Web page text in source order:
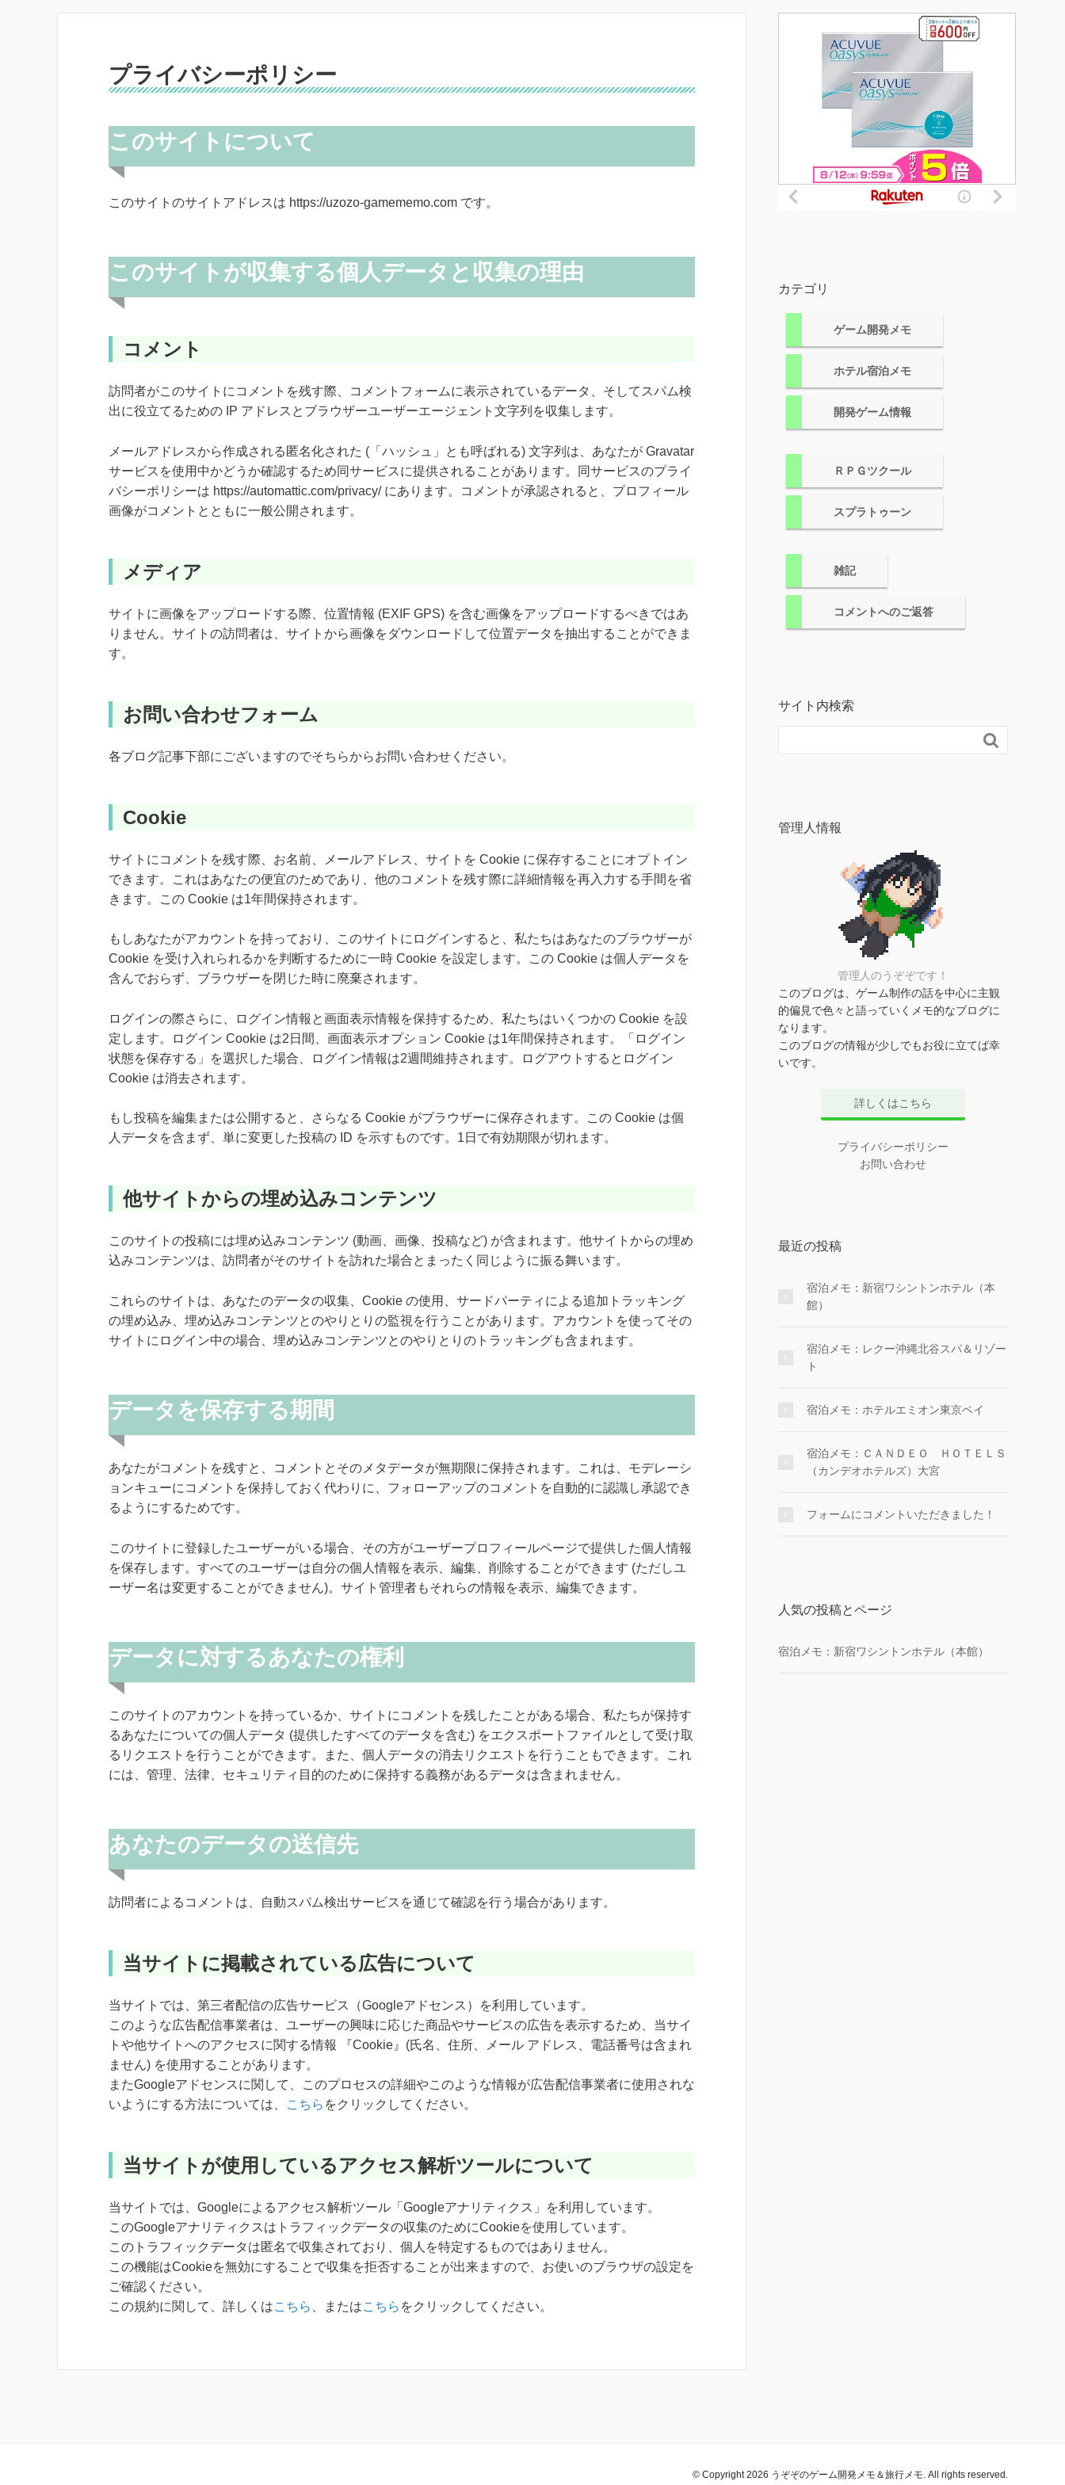
プライバシーポリシー
このサイトについて
このサイトのサイトアドレスは https://uzozo-gamememo.com です。
このサイトが収集する個人データと収集の理由
コメント
訪問者がこのサイトにコメントを残す際、コメントフォームに表示されているデータ、そしてスパム検
出に役立てるための IP アドレスとブラウザーユーザーエージェント文字列を収集します。
メールアドレスから作成される匿名化された (「ハッシュ」とも呼ばれる) 文字列は、あなたが Gravatar
サービスを使用中かどうか確認するため同サービスに提供されることがあります。同サービスのプライ
バシーポリシーは https://automattic.com/privacy/ にあります。コメントが承認されると、プロフィール
画像がコメントとともに一般公開されます。
メディア
サイトに画像をアップロードする際、位置情報 (EXIF GPS) を含む画像をアップロードするべきではあ
りません。サイトの訪問者は、サイトから画像をダウンロードして位置データを抽出することができま
す。
お問い合わせフォーム
各ブログ記事下部にございますのでそちらからお問い合わせください。
Cookie
サイトにコメントを残す際、お名前、メールアドレス、サイトを Cookie に保存することにオプトイン
できます。これはあなたの便宜のためであり、他のコメントを残す際に詳細情報を再入力する手間を省
きます。この Cookie は1年間保持されます。
もしあなたがアカウントを持っており、このサイトにログインすると、私たちはあなたのブラウザーが
Cookie を受け入れられるかを判断するために一時 Cookie を設定します。この Cookie は個人データを
含んでおらず、ブラウザーを閉じた時に廃棄されます。
ログインの際さらに、ログイン情報と画面表示情報を保持するため、私たちはいくつかの Cookie を設
定します。ログイン Cookie は2日間、画面表示オプション Cookie は1年間保持されます。「ログイン
状態を保存する」を選択した場合、ログイン情報は2週間維持されます。ログアウトするとログイン
Cookie は消去されます。
もし投稿を編集または公開すると、さらなる Cookie がブラウザーに保存されます。この Cookie は個
人データを含まず、単に変更した投稿の ID を示すものです。1日で有効期限が切れます。
他サイトからの埋め込みコンテンツ
このサイトの投稿には埋め込みコンテンツ (動画、画像、投稿など) が含まれます。他サイトからの埋め
込みコンテンツは、訪問者がそのサイトを訪れた場合とまったく同じように振る舞います。
これらのサイトは、あなたのデータの収集、Cookie の使用、サードパーティによる追加トラッキング
の埋め込み、埋め込みコンテンツとのやりとりの監視を行うことがあります。アカウントを使ってその
サイトにログイン中の場合、埋め込みコンテンツとのやりとりのトラッキングも含まれます。
データを保存する期間
あなたがコメントを残すと、コメントとそのメタデータが無期限に保持されます。これは、モデレーシ
ョンキューにコメントを保持しておく代わりに、フォローアップのコメントを自動的に認識し承認でき
るようにするためです。
このサイトに登録したユーザーがいる場合、その方がユーザープロフィールページで提供した個人情報
を保存します。すべてのユーザーは自分の個人情報を表示、編集、削除することができます (ただしユ
ーザー名は変更することができません)。サイト管理者もそれらの情報を表示、編集できます。
データに対するあなたの権利
このサイトのアカウントを持っているか、サイトにコメントを残したことがある場合、私たちが保持す
るあなたについての個人データ (提供したすべてのデータを含む) をエクスポートファイルとして受け取
るリクエストを行うことができます。また、個人データの消去リクエストを行うこともできます。これ
には、管理、法律、セキュリティ目的のために保持する義務があるデータは含まれません。
あなたのデータの送信先
訪問者によるコメントは、自動スパム検出サービスを通じて確認を行う場合があります。
当サイトに掲載されている広告について
当サイトでは、第三者配信の広告サービス（Googleアドセンス）を利用しています。
このような広告配信事業者は、ユーザーの興味に応じた商品やサービスの広告を表示するため、当サイ
トや他サイトへのアクセスに関する情報 『Cookie』(氏名、住所、メール アドレス、電話番号は含まれ
ません) を使用することがあります。
またGoogleアドセンスに関して、このプロセスの詳細やこのような情報が広告配信事業者に使用されな
いようにする方法については、
こちら をクリックしてください。
当サイトが使用しているアクセス解析ツールについて
当サイトでは、Googleによるアクセス解析ツール「Googleアナリティクス」を利用しています。
このGoogleアナリティクスはトラフィックデータの収集のためにCookieを使用しています。
このトラフィックデータは匿名で収集されており、個人を特定するものではありません。
この機能はCookieを無効にすることで収集を拒否することが出来ますので、お使いのブラウザの設定を
ご確認ください。
この規約に関して、詳しくはこちら 、またはこちら をクリックしてください。
カテゴリ
ゲーム開発メモ
ホテル宿泊メモ
開発ゲーム情報
ＲＰＧツクール
スプラトゥーン
雑記
コメントへのご返答
サイト内検索

管理人情報
管理人のうぞぞです！
このブログは、ゲーム制作の話を中心に主観
的偏見で色々と語っていくメモ的なブログに
なります。
このブログの情報が少しでもお役に立てば幸
いです。
詳しくはこちら
プライバシーポリシー
お問い合わせ
最近の投稿
宿泊メモ：新宿ワシントンホテル（本
館）
宿泊メモ：レクー沖縄北谷スパ＆リゾー
ト
宿泊メモ：ホテルエミオン東京ベイ
宿泊メモ：ＣＡＮＤＥＯ ＨＯＴＥＬＳ
（カンデオホテルズ）大宮
フォームにコメントいただきました！
人気の投稿とページ
宿泊メモ：新宿ワシントンホテル（本館）
© Copyright 2026 うぞぞのゲーム開発メモ＆旅行メモ. All rights reserved.